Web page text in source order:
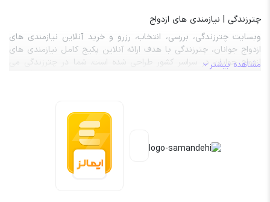
چترزندگی | نیازمندی های ازدواج
وبسایت چترزندگی، بررسی، انتخاب، رزرو و خرید آنلاین نیازمندی های
ازدواج جوانان، چترزندگی با هدف ارائه آنلاین پکیج کامل نیازمندی های
ازدواج جوانان در سراسر کشور طراحی شده است. شما در چترزندگی می
آنلاین پردخت نمایید. کلیه خدمات و محصولات موجود در چترزندگی با
مشاهده بیشتر